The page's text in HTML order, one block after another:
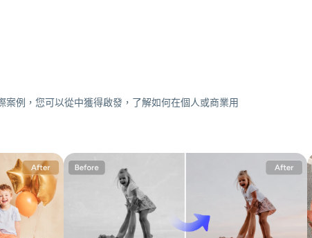
例，您可以從中獲得啟發，了解如何在個人或商業用